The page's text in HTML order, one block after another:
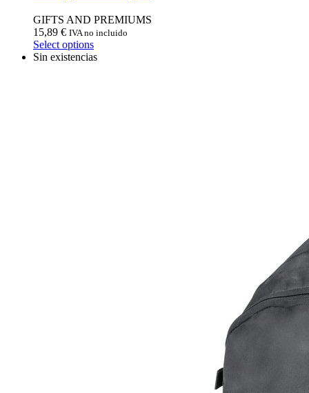
GIFTS AND PREMIUMS
15,89 € IVA no incluido
Select options
Sin existencias